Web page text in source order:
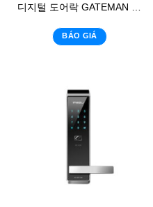
디지털 도어락 GATEMAN X300-FH
BÁO GIÁ